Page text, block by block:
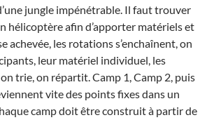
jungle impénétrable. Il faut trouver
hélicoptère afin d’apporter matériels et
achevée, les rotations s’enchaînent, on
leur matériel individuel, les
trie, on répartit. Camp 1, Camp 2, puis
vite des points fixes dans un
camp doit être construit à partir de